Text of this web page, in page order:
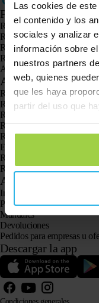
Las cookies de
el contenido y los
sociales y analizar
información sobre
nuestros partners
web, quienes
que les haya
partir del uso que
Productos
Rastreador GPS Spotter
Reloj GPS Spotter Senior
Reloj GPS Spotter Explorer
Reloj GPS Spotter para niños
Animal Spotter
Aplicaciones
Rastreadores GPS
Rastreador GPS para niños
Relojes con GPS para niños
Rastreador GPS para gatos
Rastreador GPS para perros
El localizador GPS para
Rastreador GPS para la
Reloj localizador para
Atención al cliente
Iniciar sesión
Pregunta a nuestro servicio
Manuales
Devoluciones
Pedidos para empresas u
Descargar la app